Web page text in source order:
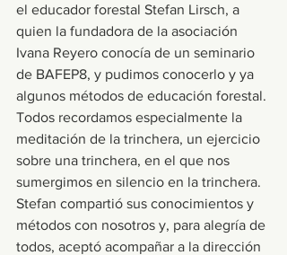
el educador forestal Stefan Lirsch, a
quien la fundadora de la asociación
Ivana Reyero conocía de un seminario
de BAFEP8, y pudimos conocerlo y ya
algunos métodos de educación forestal.
Todos recordamos especialmente la
meditación de la trinchera, un ejercicio
sobre una trinchera, en el que nos
sumergimos en silencio en la trinchera.
Stefan compartió sus conocimientos y
métodos con nosotros y, para alegría de
todos, aceptó acompañar a la dirección